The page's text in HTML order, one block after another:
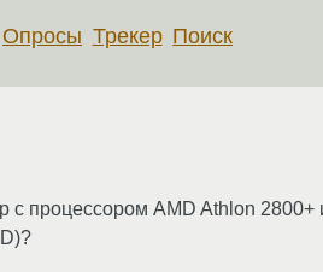
Опросы Трекер Поиск
процессором AMD Athlon